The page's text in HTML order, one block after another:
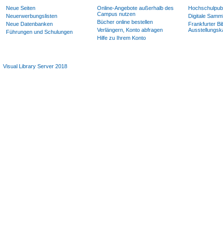
Neue Seiten
Neuerwerbungslisten
Neue Datenbanken
Führungen und Schulungen
Online-Angebote außerhalb des
Campus nutzen
Bücher online bestellen
Verlängern, Konto abfragen
Hilfe zu Ihrem Konto
Digitale
Frankfurter
Visual Library Server 2018